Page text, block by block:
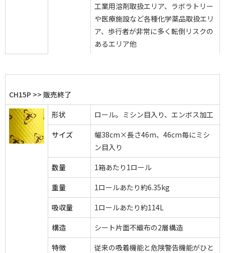
工業用溶剤取扱エリア、ラボラトリー
や医療施設など各種化学薬品取扱エリ
ア、歩行者が非常に多く転倒リスクの
あるエリア他
CH15P >> 販売終了
形状
ロール。ミシン目入り、エンボス加工
サイズ
幅38cm×長さ46m、46cm毎にミシ
ン目入り
数量
1箱あたり1ロール
重量
1ロールあたり約6.35kg
吸収量
1ロールあたり約114L
構造
シート片面不織布の2層構造
特徴
従来の吸着機能と危険警告機能がひと